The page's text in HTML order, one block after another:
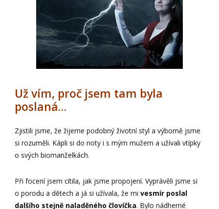
Už vím, proč jsem tam byla
poslaná…
Zjistili jsme, že žijeme podobný životní styl a výborně jsme
si rozuměli. Kápli si do noty i s mým mužem a užívali vtípky
o svých biomanželkách.
Při focení jsem cítila, jak jsme propojení. Vyprávěli jsme si
o porodu a dětech a já si užívala, že mi vesmír poslal
dalšího stejně naladěného človíčka. Bylo nádherné